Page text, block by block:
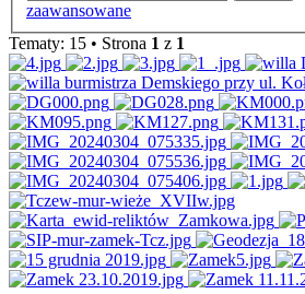
zaawansowane
Tematy: 15 • Strona 1 z 1